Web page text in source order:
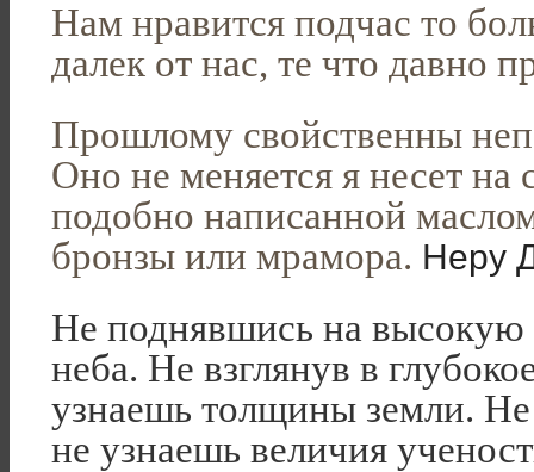
Нам нравится подчас то
далек от нас, те что давно
Прошлому свойственны
Оно не меняется я несет на
подобно написанной
бронзы или мрамора. Неру
Не поднявшись на высокую
неба. Не взглянув в
узнаешь толщины земли.
не узнаешь величия